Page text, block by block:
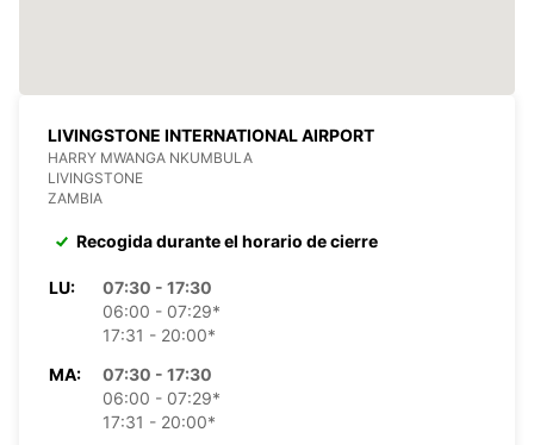
LIVINGSTONE INTERNATIONAL AIRPORT
HARRY MWANGA NKUMBULA
LIVINGSTONE
ZAMBIA
Recogida durante el horario de cierre
LU:
07:30 - 17:30
06:00 - 07:29*
17:31 - 20:00*
MA:
07:30 - 17:30
06:00 - 07:29*
17:31 - 20:00*